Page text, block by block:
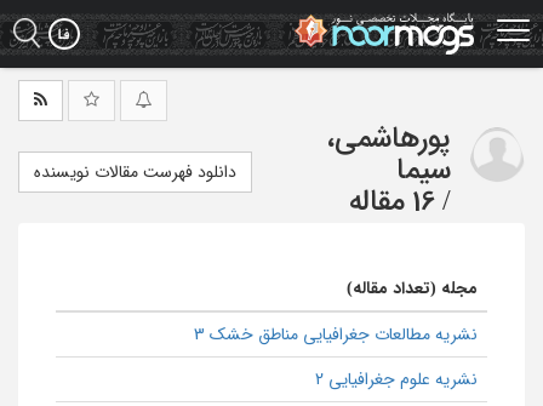
Skip
to
main
پورهاشمی،
سیما
/ 16 مقاله
دانلود فهرست مقالات نویسنده
مجله (تعداد مقاله)
نشریه مطالعات جغرافیایی مناطق خشک 3
نشریه علوم جغرافیایی 2